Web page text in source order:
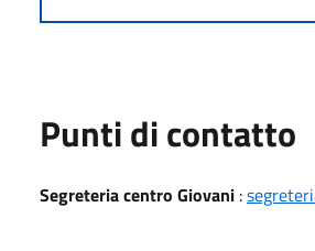
Punti di contatto
Segreteria centro Giovani :